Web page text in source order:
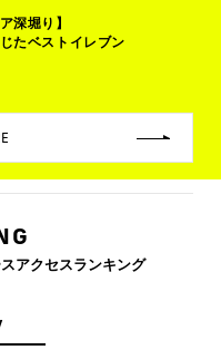
深堀り】
たベストイレブン
アクセスランキング